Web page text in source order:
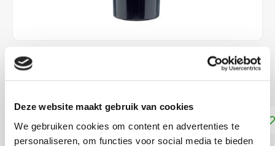
Deze website maakt gebruik van cookies
We gebruiken cookies om content en advertenties te
personaliseren, om functies voor social media te bieden
€2,25
Toevoegen aan winkelwagen